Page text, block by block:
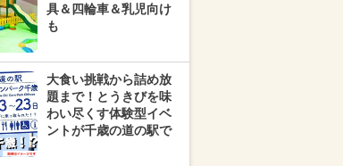
具＆四輪車＆乳児向け
も
大食い挑戦から詰め放
題まで！とうきびを味
わい尽くす体験型イベ
ントが千歳の道の駅で